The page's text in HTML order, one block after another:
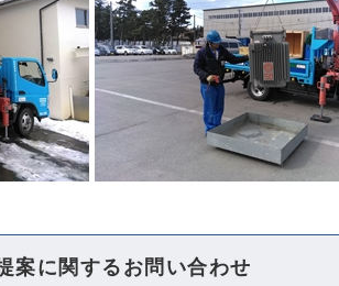
案に関するお問い合わせ